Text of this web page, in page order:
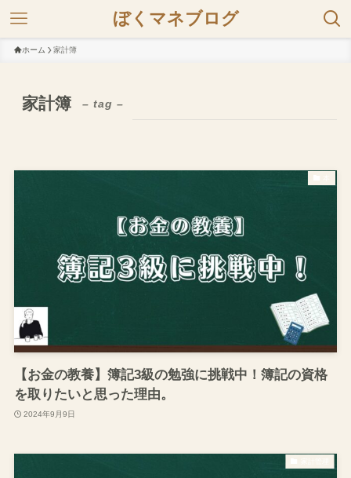
ぼくマネブログ
ホーム 家計簿
家計簿 – tag –
【お金の教養】簿記3級の勉強に挑戦中！簿記の資格
を取りたいと思った理由。
2024年9月9日